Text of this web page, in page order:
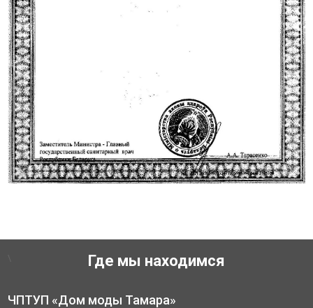
Где мы находимся
ЧПТУП «Дом моды Тамара»